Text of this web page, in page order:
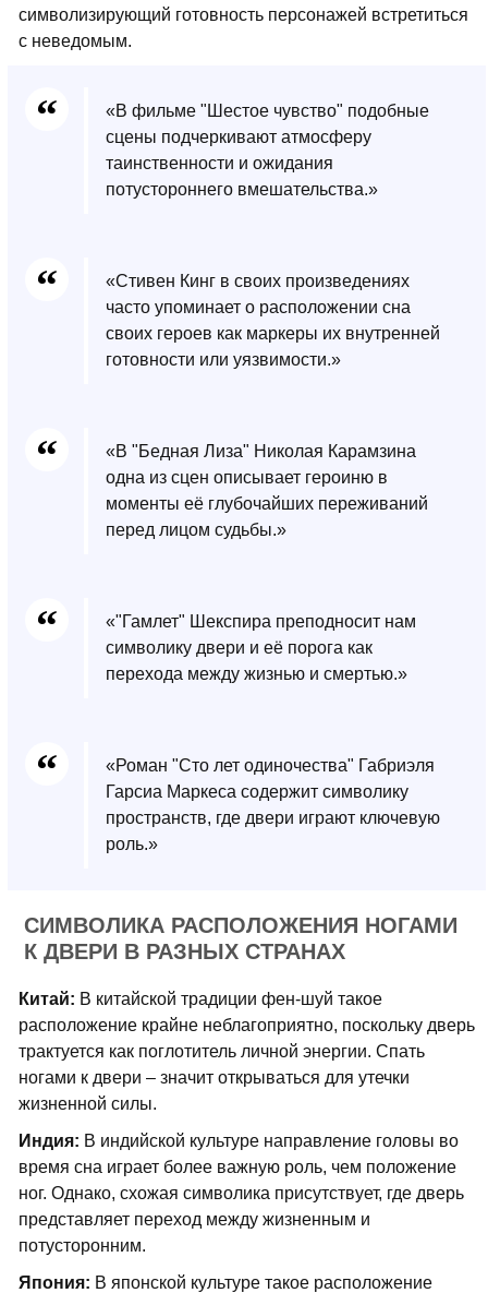
символизирующий готовность персонажей встретиться
с неведомым.
«В фильме "Шестое чувство" подобные
сцены подчеркивают атмосферу
таинственности и ожидания
потустороннего вмешательства.»
«Стивен Кинг в своих произведениях
часто упоминает о расположении сна
своих героев как маркеры их внутренней
готовности или уязвимости.»
«В "Бедная Лиза" Николая Карамзина
одна из сцен описывает героиню в
моменты её глубочайших переживаний
перед лицом судьбы.»
«"Гамлет" Шекспира преподносит нам
символику двери и её порога как
перехода между жизнью и смертью.»
«Роман "Сто лет одиночества" Габриэля
Гарсиа Маркеса содержит символику
пространств, где двери играют ключевую
роль.»
СИМВОЛИКА РАСПОЛОЖЕНИЯ НОГАМИ
К ДВЕРИ В РАЗНЫХ СТРАНАХ
Китай: В китайской традиции фен-шуй такое
расположение крайне неблагоприятно, поскольку дверь
трактуется как поглотитель личной энергии. Спать
ногами к двери – значит открываться для утечки
жизненной силы.
Индия: В индийской культуре направление головы во
время сна играет более важную роль, чем положение
ног. Однако, схожая символика присутствует, где дверь
представляет переход между жизненным и
потусторонним.
Япония: В японской культуре такое расположение